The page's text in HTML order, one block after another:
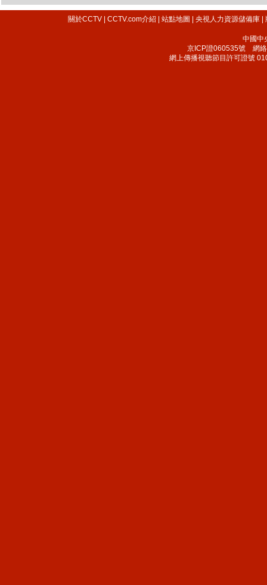
關於CCTV |CCTV.com介紹 |站點地圖 |央視人力資源儲備庫 |
中國中
京ICP證060535號 網絡
網上傳播視聽節目許可證號